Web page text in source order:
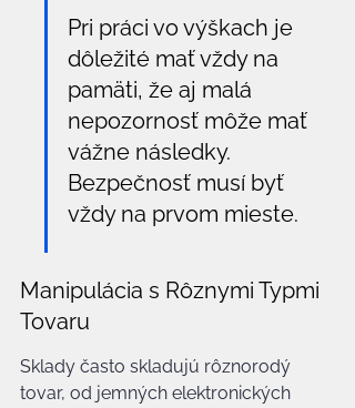
Pri práci vo výškach je
dôležité mať vždy na
pamäti, že aj malá
nepozornosť môže mať
vážne následky.
Bezpečnosť musí byť
vždy na prvom mieste.
Manipulácia s Rôznymi Typmi
Tovaru
Sklady často skladujú rôznorodý
tovar, od jemných elektronických